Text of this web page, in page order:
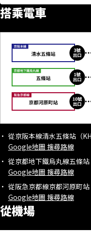
搭乘電車
從京阪本線清水五條站（
Google地圖 搜尋路線
從京都地下鐵烏丸線五條
Google地圖 搜尋路線
從阪急京都線京都河原町
Google地圖 搜尋路線
從機場